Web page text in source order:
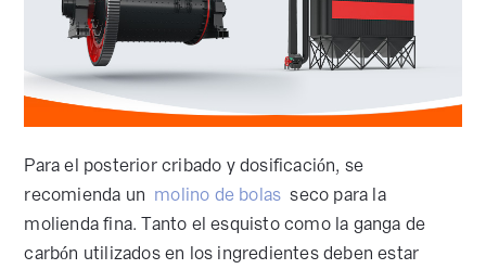
Para el posterior cribado y dosificación, se
recomienda un molino de bolas seco para la
molienda fina. Tanto el esquisto como la ganga de
carbón utilizados en los ingredientes deben estar